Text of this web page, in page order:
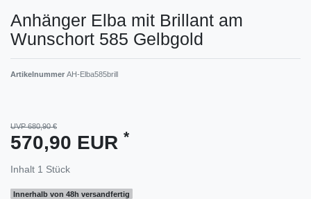
Anhänger Elba mit Brillant am
Wunschort 585 Gelbgold
Artikelnummer AH-Elba585brill
UVP 680,90 €
570,90 EUR *
Inhalt 1 Stück
Innerhalb von 48h versandfertig